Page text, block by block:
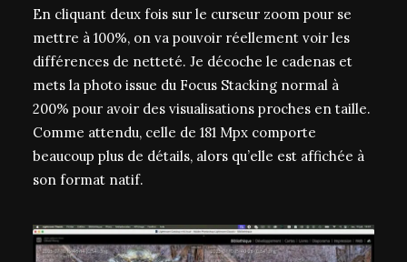
En cliquant deux fois sur le curseur zoom pour se
mettre à 100%, on va pouvoir réellement voir les
différences de netteté. Je décoche le cadenas et
mets la photo issue du Focus Stacking normal à
200% pour avoir des visualisations proches en taille.
Comme attendu, celle de 181 Mpx comporte
beaucoup plus de détails, alors qu’elle est affichée à
son format natif.